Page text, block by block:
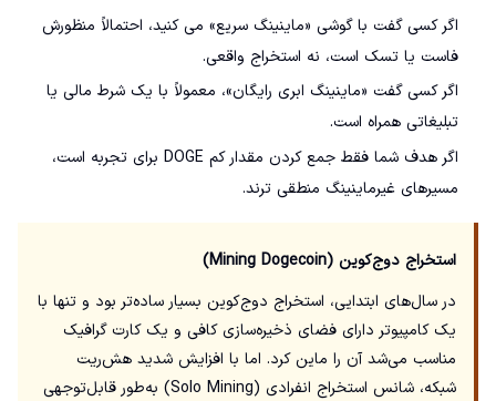
اگر کسی گفت با گوشی «ماینینگ سریع» می کنید، احتمالاً منظورش
فاست یا تسک است، نه استخراج واقعی.
اگر کسی گفت «ماینینگ ابری رایگان»، معمولاً با یک شرط مالی یا
تبلیغاتی همراه است.
اگر هدف شما فقط جمع کردن مقدار کم DOGE برای تجربه است،
مسیرهای غیرماینینگ منطقی ترند.
استخراج دوج‌کوین (Mining Dogecoin)
در سال‌های ابتدایی، استخراج دوج‌کوین بسیار ساده‌تر بود و تنها با
یک کامپیوتر دارای فضای ذخیره‌سازی کافی و یک کارت گرافیک
مناسب می‌شد آن را ماین کرد. اما با افزایش شدید هش‌ریت
شبکه، شانس استخراج انفرادی (Solo Mining) به‌طور قابل‌توجهی